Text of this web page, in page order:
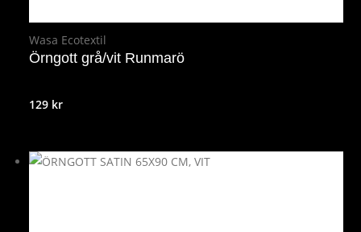
Wasa Ecotextil
Örngott grå/vit Runmarö
129 kr